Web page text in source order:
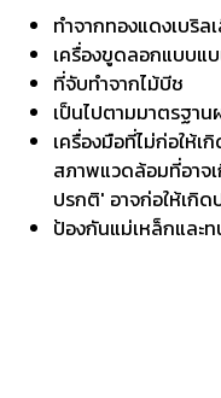
ทำจากทองแดงเบริล
เครื่องขูดลอกแบบแ
ที่จับทำจากไม้บีช
เป็นไปตามมาตรฐา
เครื่องมือที่ไม่ก่อให้เ
สภาพแวดล้อมที่อาจ
ปรกติ' อาจก่อให้เกิ
ป้องกันแม่เหล็กและ